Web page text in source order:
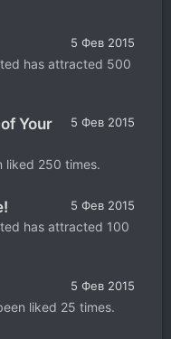
5 Фев 2015
has attracted 500
5 Фев 2015
Your
liked 250 times.
5 Фев 2015
has attracted 100
5 Фев 2015
liked 25 times.